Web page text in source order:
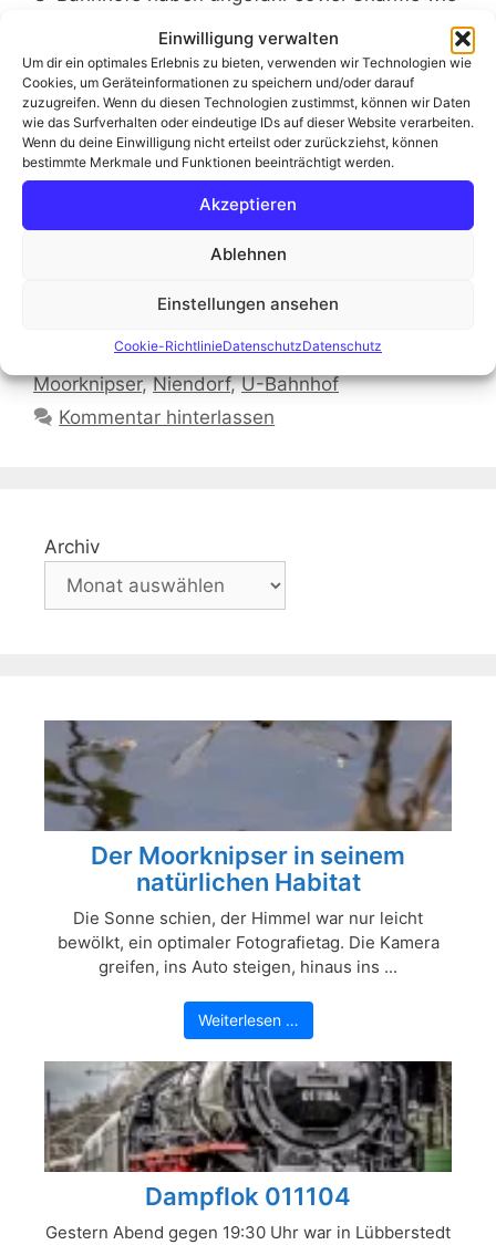
Einwilligung verwalten
Um dir ein optimales Erlebnis zu bieten, verwenden wir Technologien wie
Cookies, um Geräteinformationen zu speichern und/oder darauf
zuzugreifen. Wenn du diesen Technologien zustimmst, können wir Daten
wie das Surfverhalten oder eindeutige IDs auf dieser Website verarbeiten.
Wenn du deine Einwilligung nicht erteilst oder zurückziehst, können
bestimmte Merkmale und Funktionen beeinträchtigt werden.
Akzeptieren
Ablehnen
Einstellungen ansehen
Cookie-RichtlinieDatenschutzDatenschutz
gefehlt. Es gibt richtig schicke U-Bahnstationen,
die das Fotografenherz höher schlagen lassen.
In Hamburg gibt es einige dieser Stationen und
so habe ich mich vor Kurzem mit Sandra und
Manuel verabredet, um die Stationen Niendorf-
Nord, Messberg und Elbbrücken zu
fotografieren. Im Vorfeld … Weiterlesen
SchlagwörterCanon EOS R5,Elbbrücken
Hamburg,Matthias Weber,Messberg,
Moorknipser,Niendorf,U-Bahnhof
Kommentar hinterlassen
Archiv
Der Moorknipser in seinem
natürlichen Habitat
Die Sonne schien, der Himmel war nur leicht
bewölkt, ein optimaler Fotografietag. Die Kamera
greifen, ins Auto steigen, hinaus ins ...
Weiterlesen …
Dampflok 011104
Gestern Abend gegen 19:30 Uhr war in Lübberstedt